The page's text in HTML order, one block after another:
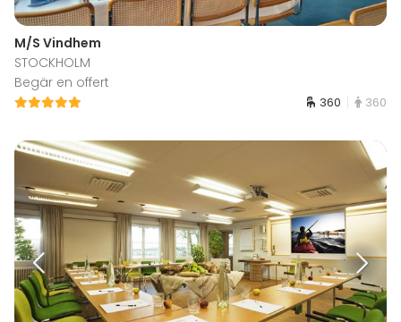
M/S Vindhem
STOCKHOLM
Begär en offert
360 360